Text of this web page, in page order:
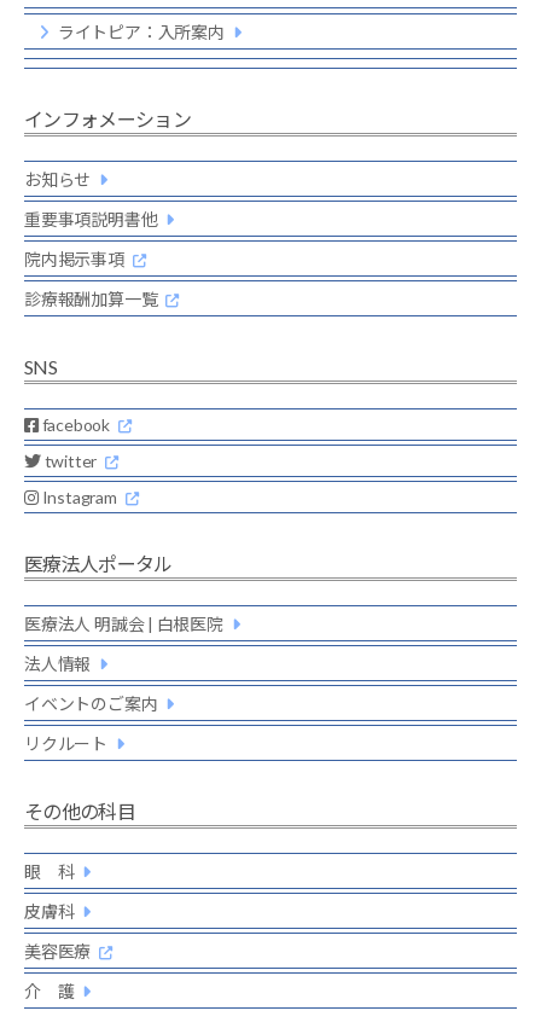
ライトピア：入所案内
インフォメーション
お知らせ
重要事項説明書他
院内掲示事項
診療報酬加算一覧
SNS
facebook
twitter
Instagram
医療法人ポータル
医療法人 明誠会 | 白根医院
法人情報
イベントのご案内
リクルート
その他の科目
眼 科
皮膚科
美容医療
介 護